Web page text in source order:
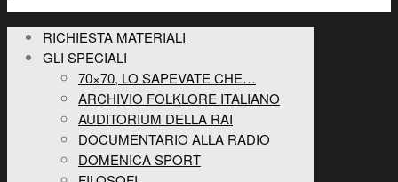
RICHIESTA MATERIALI
GLI SPECIALI
70×70, LO SAPEVATE CHE…
ARCHIVIO FOLKLORE ITALIANO
AUDITORIUM DELLA RAI
DOCUMENTARIO ALLA RADIO
DOMENICA SPORT